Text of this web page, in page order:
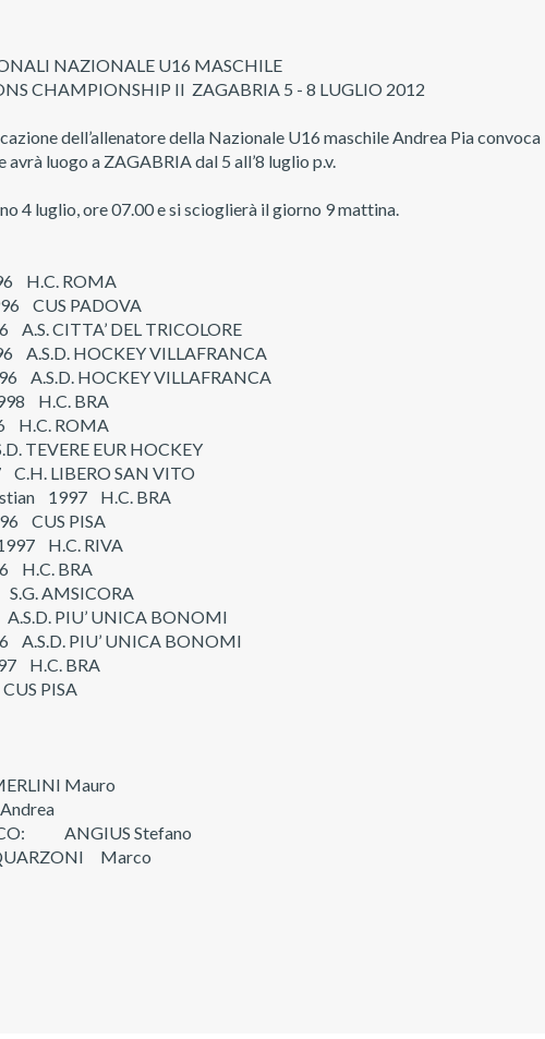
NAZIONALE U16 MASCHILE
CHAMPIONSHIP II ZAGABRIA 5 - 8 LUGLIO 2012
dell’allenatore della Nazionale U16 maschile Andrea Pia
avrà luogo a ZAGABRIA dal 5 all’8 luglio p.v.
4 luglio, ore 07.00 e si scioglierà il giorno 9 mattina.
H.C. ROMA
CUS PADOVA
CITTA’ DEL TRICOLORE
HOCKEY VILLAFRANCA
A.S.D. HOCKEY VILLAFRANCA
H.C. BRA
H.C. ROMA
TEVERE EUR HOCKEY
LIBERO SAN VITO
1997 H.C. BRA
CUS PISA
H.C. RIVA
H.C. BRA
AMSICORA
PIU’ UNICA BONOMI
A.S.D. PIU’ UNICA BONOMI
H.C. BRA
PISA
Mauro
ANGIUS Stefano
Marco